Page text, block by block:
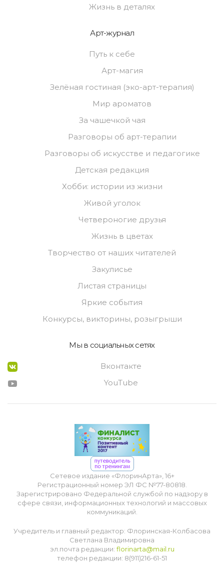
Жизнь в деталях
Арт-журнал
Путь к себе
Арт-магия
Зелёная гостиная (эко-арт-терапия)
Мир ароматов
За чашечкой чая
Разговоры об арт-терапии
Разговоры об искусстве и педагогике
Детская редакция
Хобби: истории из жизни
Живой уголок
Четвероногие друзья
Жизнь в цветах
Творчество от наших читателей
Закулисье
Листая страницы
Яркие события
Конкурсы, викторины, розыгрыши
Мы в социальных сетях
Вконтакте
YouTube
Сетевое издание «ФлоринАрта», 16+
Регистрационный номер ЭЛ ФС №77-80818.
Зарегистрировано Федеральной службой по надзору в
сфере связи, информационных технологий и массовых
коммуникаций.
Учредитель и главный редактор: Флоринская-Колбасова
Светлана Владимировна
эл.почта редакции: florinarta@mail.ru
телефон редакции: 8(911)216-61-51